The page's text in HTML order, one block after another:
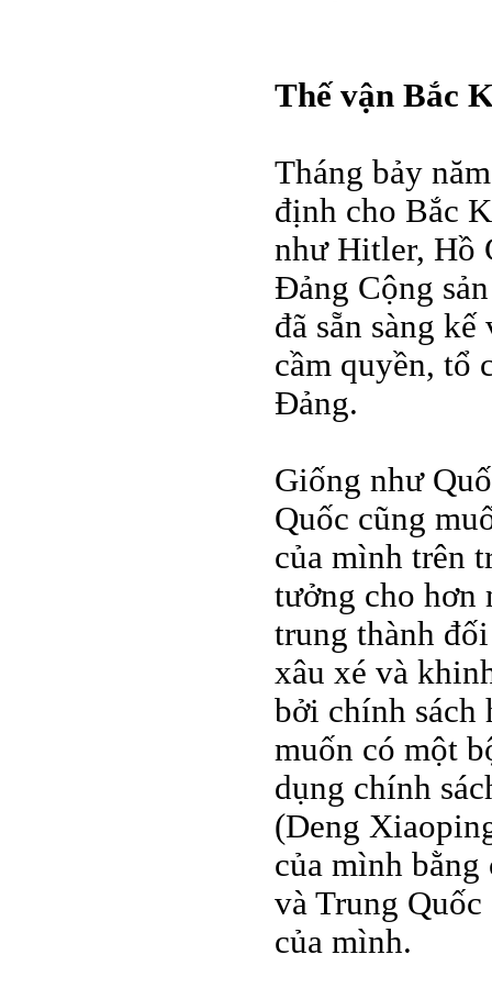
Thế vận Bắc
Tháng bảy
định cho Bắc
như Hitler, Hồ
Đảng Cộng
đã sẵn sàng
cầm quyền, tổ
Đảng.
Giống như
Quốc cũng
của mình trên
tưởng cho hơn
trung thành
xâu xé và
bởi chính sách
muốn có một
dụng chính
(Deng
của mình bằng
và Trung
của mình.